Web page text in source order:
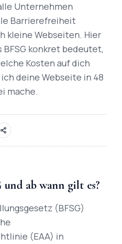
Unternehmen
Barrierefreiheit
kleine Webseiten. Hier
BFSG konkret bedeutet,
Kosten auf dich
deine Webseite in 48
mache.
und ab wann gilt es?
(BFSG)
(EAA) in